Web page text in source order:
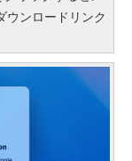
ウンロードリンク